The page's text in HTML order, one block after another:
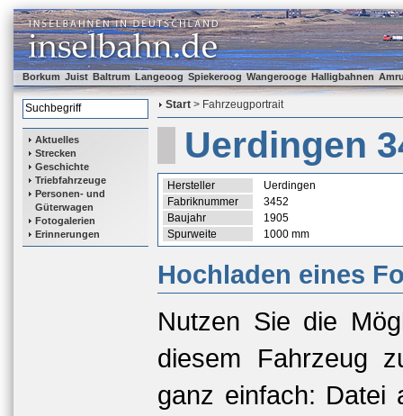
Borkum Juist Baltrum Langeoog Spiekeroog Wangerooge Halligbahnen
Aktuelles
Strecken
Geschichte
Triebfahrzeuge
Personen- und
Güterwagen
Fotogalerien
Erinnerungen
Start > Fahrzeugportrait
Uerdingen
Hersteller
Uerdingen
Fabriknummer
3452
Baujahr
1905
Spurweite
1000 mm
Hochladen eines
Nutzen Sie die
diesem Fahrzeug
ganz einfach: Datei